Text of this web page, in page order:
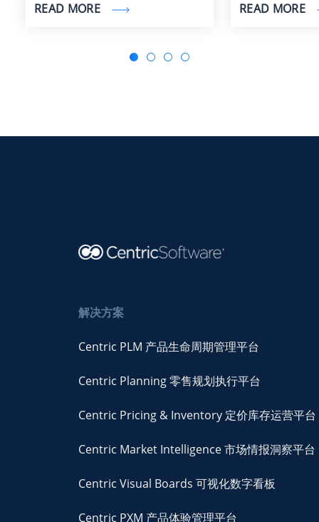
READ MORE READ MORE
解决方案
Centric PLM 产品生命周期管理平台
Centric Planning 零售规划执行平台
Centric Pricing & Inventory 定价库存运营平台
Centric Market Intelligence 市场情报洞察平台
Centric Visual Boards 可视化数字看板
Centric PXM 产品体验管理平台